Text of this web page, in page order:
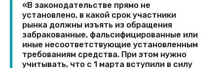
«В законодательстве прямо не
установлено, в какой срок участники
рынка должны изъять из обращения
забракованные, фальсифицированные или
иные несоответствующие установленным
требованиям средства. При этом нужно
учитывать, что с 1 марта вступили в силу